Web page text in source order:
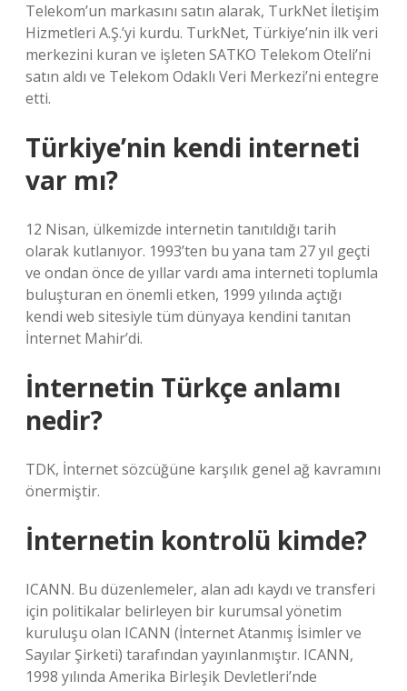
Telekom’un markasını satın alarak, TurkNet İletişim
Hizmetleri A.Ş.’yi kurdu. TurkNet, Türkiye’nin ilk veri
merkezini kuran ve işleten SATKO Telekom Oteli’ni
satın aldı ve Telekom Odaklı Veri Merkezi’ni entegre
etti.
Türkiye’nin kendi interneti
var mı?
12 Nisan, ülkemizde internetin tanıtıldığı tarih
olarak kutlanıyor. 1993’ten bu yana tam 27 yıl geçti
ve ondan önce de yıllar vardı ama interneti toplumla
buluşturan en önemli etken, 1999 yılında açtığı
kendi web sitesiyle tüm dünyaya kendini tanıtan
İnternet Mahir’di.
İnternetin Türkçe anlamı
nedir?
TDK, İnternet sözcüğüne karşılık genel ağ kavramını
önermiştir.
İnternetin kontrolü kimde?
ICANN. Bu düzenlemeler, alan adı kaydı ve transferi
için politikalar belirleyen bir kurumsal yönetim
kuruluşu olan ICANN (İnternet Atanmış İsimler ve
Sayılar Şirketi) tarafından yayınlanmıştır. ICANN,
1998 yılında Amerika Birleşik Devletleri’nde